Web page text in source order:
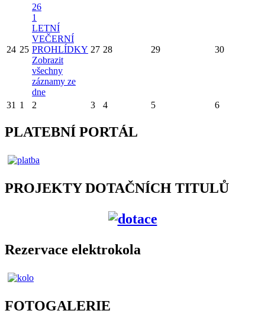
24 25
26
1
LETNÍ
VEČERNÍ
PROHLÍDKY
Zobrazit
všechny
záznamy ze
dne
27 28 29 30
31 1 2 3 4 5 6
PLATEBNÍ PORTÁL
PROJEKTY DOTAČNÍCH TITULŮ
Rezervace elektrokola
FOTOGALERIE